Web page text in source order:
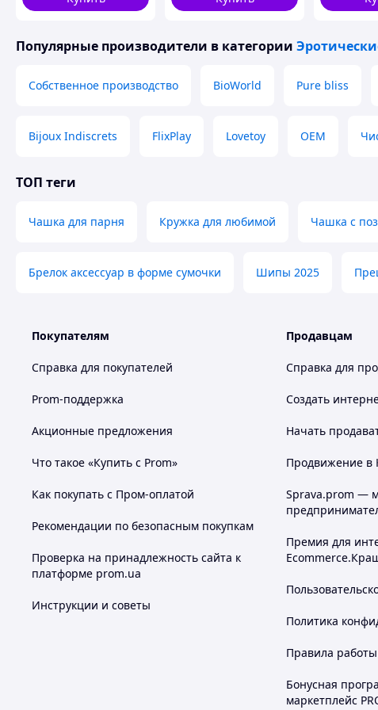
Украине
Популярные производители в категории
Собственное производство BioWorld Pure bliss
Bijoux Indiscrets FlixPlay Lovetoy OEM
ТОП теги
Чашка для парня Кружка для любимой Чашка с
Брелок аксессуар в форме сумочки Шипы 2025
Покупателям
Справка для покупателей
Prom-поддержка
Акционные предложения
Что такое «Купить с Prom»
Как покупать с Пром-оплатой
Рекомендации по безопасным покупкам
Проверка на принадлежность сайта к
платформе prom.ua
Инструкции и советы
Продавцам
Справка для
Создать
Начать
Продвижение в
Sprava.prom —
Премия для
Политика
Правила
Бонусная
маркетплейс